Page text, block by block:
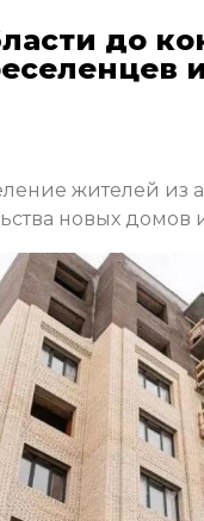
до
жителей из
новых